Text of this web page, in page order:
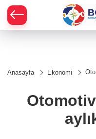
Anasayfa Ekonomi